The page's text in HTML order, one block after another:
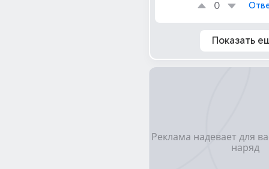
0
Показать